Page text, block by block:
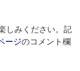
しみください。記
ージのコメント欄